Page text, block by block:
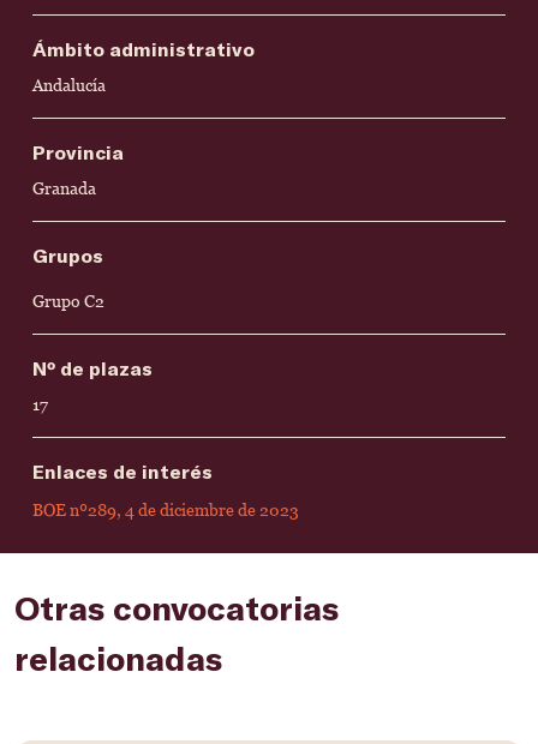
Ámbito administrativo
Andalucía
Provincia
Granada
Grupos
Grupo C2
Nº de plazas
17
Enlaces de interés
BOE nº289, 4 de diciembre de 2023
Otras convocatorias
relacionadas